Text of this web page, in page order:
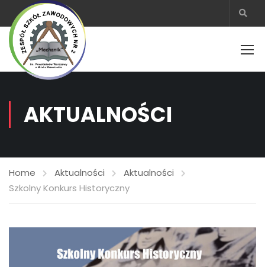
AKTUALNOŚCI
Home Aktualności
Aktualności
Szkolny Konkurs Historyczny